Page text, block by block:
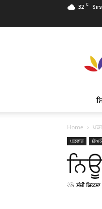
32 C
Home
ਪਕਵਾਨ
ਵੱਲੋ ਸੱਚੀ ਸ਼ਿਕਸ਼ਾ